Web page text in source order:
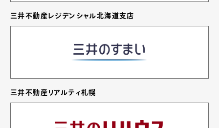
三井不動産レジデンシャル北海道支店
三井不動産リアルティ札幌